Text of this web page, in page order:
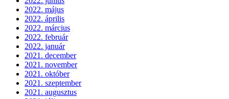
2022. május
2022. április
2022. március
2022. február
2022. január
2021. december
2021. november
2021. október
2021. szeptember
2021. augusztus